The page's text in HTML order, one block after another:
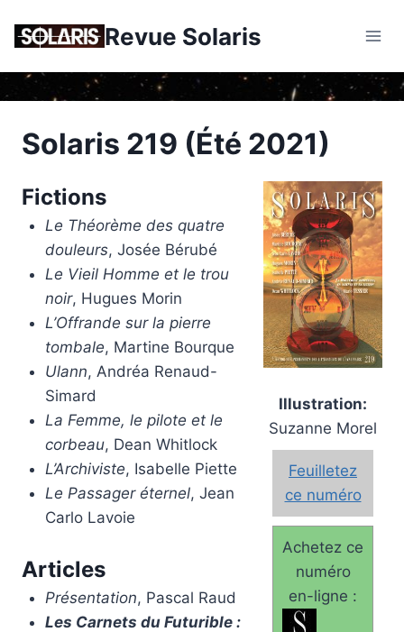
Revue Solaris
Solaris 219 (Été 2021)
Illustration:
Suzanne Morel
Feuilletez
ce numéro
Achetez ce
numéro
en-ligne :
Fictions
Le Théorème des quatre
douleurs, Josée Bérubé
Le Vieil Homme et le trou
noir, Hugues Morin
L’Offrande sur la pierre
tombale, Martine Bourque
Ulann, Andréa Renaud-
Simard
La Femme, le pilote et le
corbeau, Dean Whitlock
L’Archiviste, Isabelle Piette
Le Passager éternel, Jean
Carlo Lavoie
Articles
Présentation, Pascal Raud
Les Carnets du Futurible :